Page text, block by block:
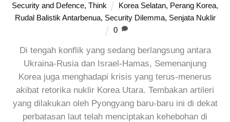
Security and Defence,Think Korea Selatan, Perang Korea,
Rudal Balistik Antarbenua, Security Dilemma, Senjata Nuklir
0
Di tengah konflik yang sedang berlangsung antara
Ukraina-Rusia dan Israel-Hamas, Semenanjung
Korea juga menghadapi krisis yang terus-menerus
akibat retorika nuklir Korea Utara. Tembakan artileri
yang dilakukan oleh Pyongyang baru-baru ini di dekat
perbatasan laut telah menciptakan kehebohan di